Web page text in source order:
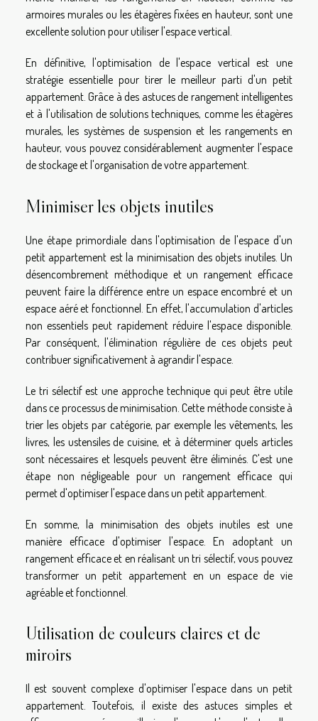
armoires murales ou les étagères fixées en hauteur, sont une
excellente solution pour utiliser l'espace vertical.
En définitive, l'optimisation de l'espace vertical est une
stratégie essentielle pour tirer le meilleur parti d'un petit
appartement. Grâce à des astuces de rangement intelligentes
et à l'utilisation de solutions techniques, comme les étagères
murales, les systèmes de suspension et les rangements en
hauteur, vous pouvez considérablement augmenter l'espace
de stockage et l'organisation de votre appartement.
Minimiser les objets inutiles
Une étape primordiale dans l'optimisation de l'espace d'un
petit appartement est la minimisation des objets inutiles. Un
désencombrement méthodique et un rangement efficace
peuvent faire la différence entre un espace encombré et un
espace aéré et fonctionnel. En effet, l'accumulation d'articles
non essentiels peut rapidement réduire l'espace disponible.
Par conséquent, l'élimination régulière de ces objets peut
contribuer significativement à agrandir l'espace.
Le tri sélectif est une approche technique qui peut être utile
dans ce processus de minimisation. Cette méthode consiste à
trier les objets par catégorie, par exemple les vêtements, les
livres, les ustensiles de cuisine, et à déterminer quels articles
sont nécessaires et lesquels peuvent être éliminés. C'est une
étape non négligeable pour un rangement efficace qui
permet d'optimiser l'espace dans un petit appartement.
En somme, la minimisation des objets inutiles est une
manière efficace d'optimiser l'espace. En adoptant un
rangement efficace et en réalisant un tri sélectif, vous pouvez
transformer un petit appartement en un espace de vie
agréable et fonctionnel.
Utilisation de couleurs claires et de
miroirs
Il est souvent complexe d'optimiser l'espace dans un petit
appartement. Toutefois, il existe des astuces simples et